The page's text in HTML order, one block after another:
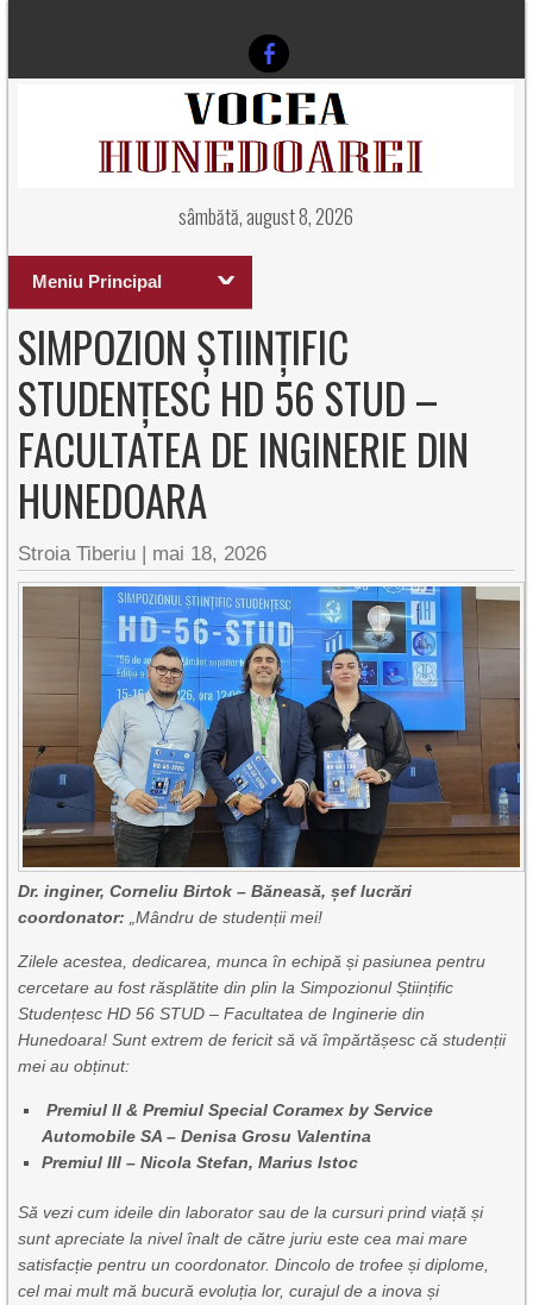
sâmbătă, august 8, 2026
Meniu Principal
SIMPOZION ȘTIINȚIFIC
STUDENȚESC HD 56 STUD –
FACULTATEA DE INGINERIE DIN
HUNEDOARA
Stroia Tiberiu | mai 18, 2026
Dr. inginer, Corneliu Birtok – Băneasă, șef lucrări
coordonator:
„Mândru de studenții mei!
​Zilele acestea, dedicarea, munca în echipă și pasiunea pentru
cercetare au fost răsplătite din plin la Simpozionul Științific
Studențesc HD 56 STUD – Facultatea de Inginerie din
Hunedoara! ​Sunt extrem de fericit să vă împărtășesc că studenții
mei au obținut:
​ Premiul II & Premiul Special Coramex by Service
Automobile SA – Denisa Grosu Valentina
Premiul III – Nicola Stefan, Marius Istoc
​Să vezi cum ideile din laborator sau de la cursuri prind viață și
sunt apreciate la nivel înalt de către juriu este cea mai mare
satisfacție pentru un coordonator. Dincolo de trofee și diplome,
cel mai mult mă bucură evoluția lor, curajul de a inova și